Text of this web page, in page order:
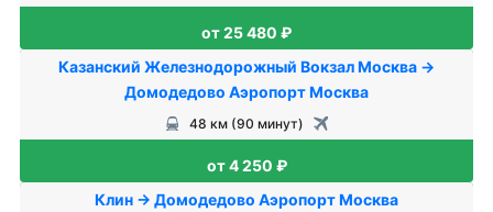
от 25 480 ₽
Казанский Железнодорожный Вокзал Москва →
Домодедово Аэропорт Москва
48 км (90 минут)
от 4 250 ₽
Клин → Домодедово Аэропорт Москва